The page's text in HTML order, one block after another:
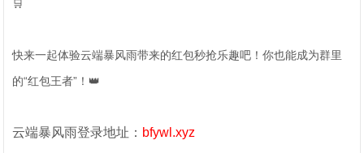
🛒
快来一起体验云端暴风雨带来的红包秒抢乐趣吧！你也能成为群里
的“红包王者”！👑
云端暴风雨登录地址： bfywl.xyz